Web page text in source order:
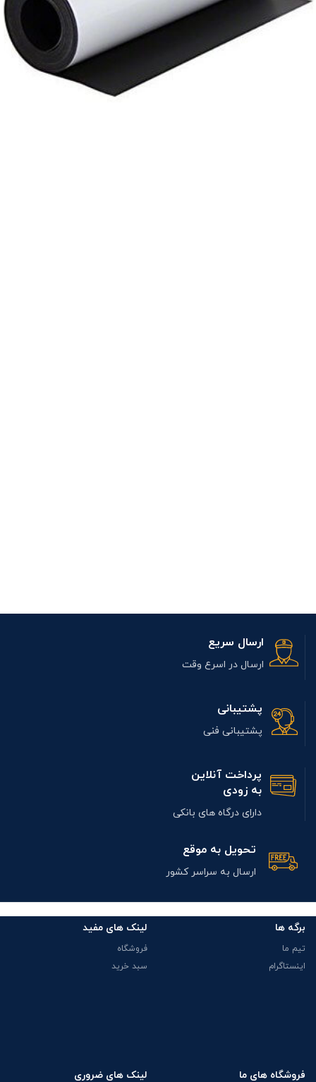
ارسال سریع
ارسال در اسرع وقت
پشتیبانی
پشتیبانی فنی
پرداخت آنلاین
به زودی
دارای درگاه های بانکی
تحویل به موقع
ارسال به سراسر کشور
برگه ها
تیم ما
اینستاگرام
لینک های مفید
فروشگاه
سبد خرید
فروشگاه های ما لینک های ضروری